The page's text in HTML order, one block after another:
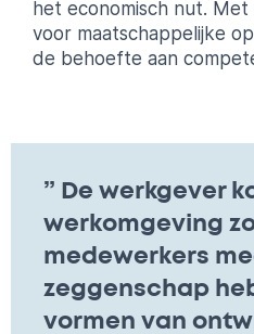
het economisch nut. Met
voor maatschappelijke
de behoefte aan
” De werkgever
werkomgeving
medewerkers
zeggenschap
vormen van